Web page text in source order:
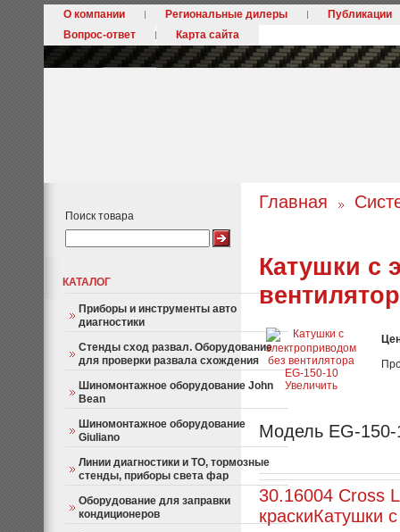
О компании Региональные дилеры
Публикации
Вопрос-ответ
Карта сайта
Поиск товара
КАТАЛОГ
Приборы и инструменты авто
диагностики
Стенды сход развал. Оборудование
для проверки развала схождения
Шиномонтажное оборудование John
Bean
Шиномонтажное оборудование
Giuliano
Линии диагностики и ТО, тормозные
стенды, приборы света фар
Оборудование для заправки
кондиционеров
Главная
Катушки с
Увеличить
Модель EG-
30.16004 Cross
краскиКатушки